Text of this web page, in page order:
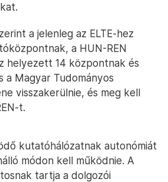
a jelenleg az ELTE-hez
a HUN-REN
helyezett 14 központnak és
a Magyar Tudományos
visszakerülnie, és meg kell
t.
kutatóhálózatnak autonómiát
módon kell működnie. A
tartja a dolgozói